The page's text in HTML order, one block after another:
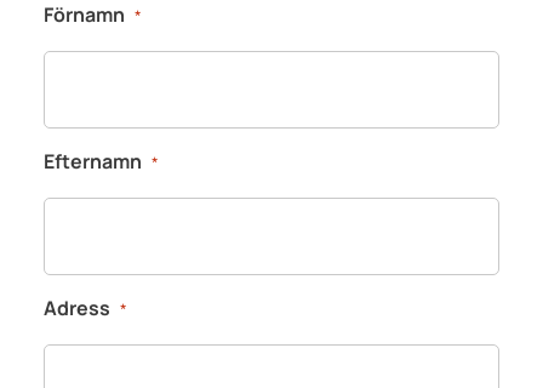
Förnamn *
Efternamn *
Adress *